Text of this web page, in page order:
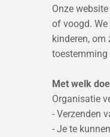
Onze
of voogd.
kinderen, om
toestemming
Met welk
Organisatie
- Verzenden
- Je te